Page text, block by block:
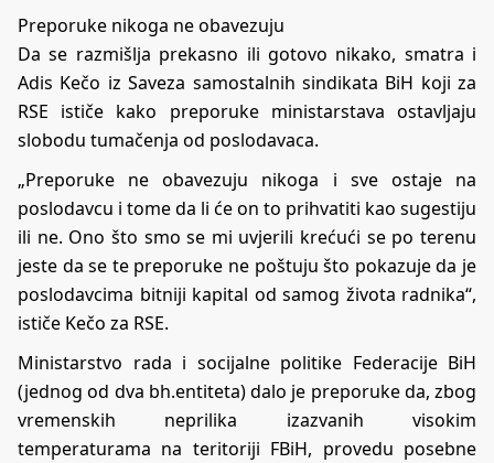
Preporuke nikoga ne obavezuju
Da se razmišlja prekasno ili gotovo nikako, smatra i
Adis Kečo iz Saveza samostalnih sindikata BiH koji za
RSE ističe kako preporuke ministarstava ostavljaju
slobodu tumačenja od poslodavaca.
„Preporuke ne obavezuju nikoga i sve ostaje na
poslodavcu i tome da li će on to prihvatiti kao sugestiju
ili ne. Ono što smo se mi uvjerili krećući se po terenu
jeste da se te preporuke ne poštuju što pokazuje da je
poslodavcima bitniji kapital od samog života radnika“,
ističe Kečo za RSE.
Ministarstvo rada i socijalne politike Federacije BiH
(jednog od dva bh.entiteta) dalo je preporuke da, zbog
vremenskih neprilika izazvanih visokim
temperaturama na teritoriji FBiH, provedu posebne